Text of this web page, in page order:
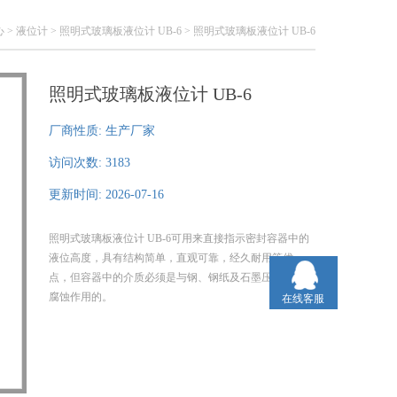
> 液位计 > 照明式玻璃板液位计 UB-6 > 照明式玻璃板液位计 UB-6
照明式玻璃板液位计 UB-6
厂商性质: 生产厂家
访问次数: 3183
更新时间: 2026-07-16
照明式玻璃板液位计 UB-6可用来直接指示密封容器中的
液位高度，具有结构简单，直观可靠，经久耐用等优
点，但容器中的介质必须是与钢、钢纸及石墨压环不起
腐蚀作用的。
在线客服